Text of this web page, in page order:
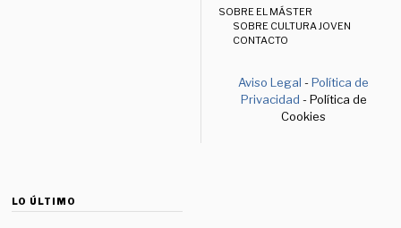
SOBRE EL MÁSTER
SOBRE CULTURA JOVEN
CONTACTO
Aviso Legal -Política de
Privacidad - Política de
Cookies
LO ÚLTIMO